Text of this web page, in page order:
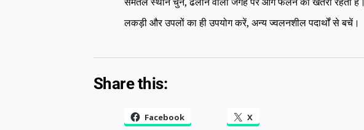
लकड़ी और उपलों का ही उपयोग करें, अन्य ज्वलनशील पदार्थों से बचें।
Share this:
Facebook X